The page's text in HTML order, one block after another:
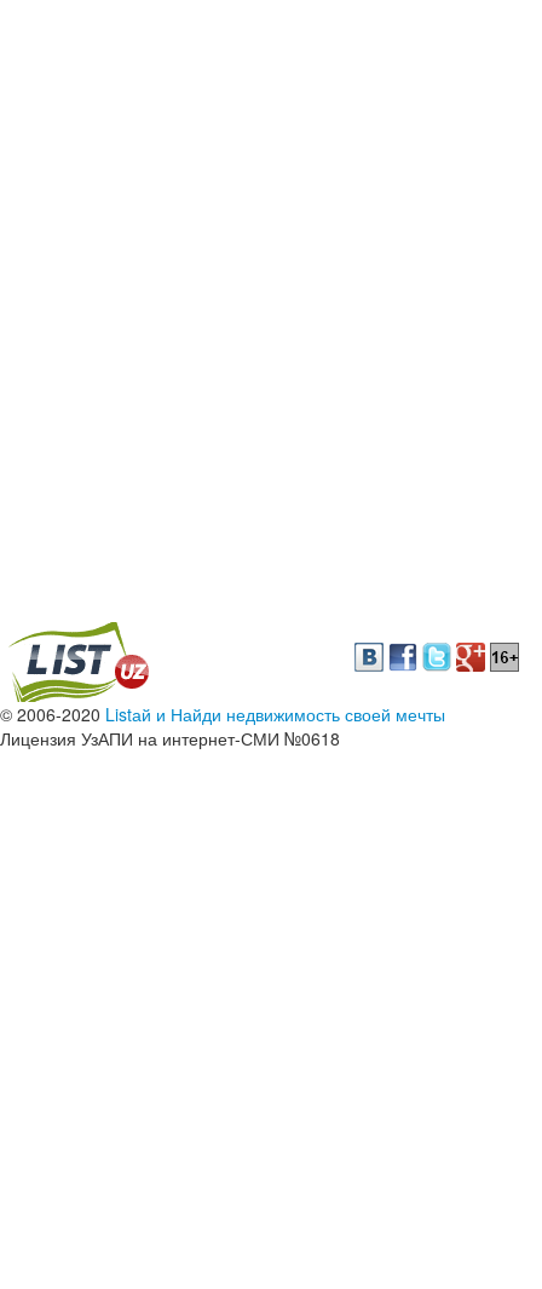
© 2006-2020 Listай и Найди недвижимость своей мечты
Лицензия УзАПИ на интернет-СМИ №0618